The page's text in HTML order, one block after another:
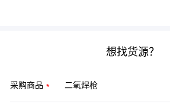
想找货源？
采购商品